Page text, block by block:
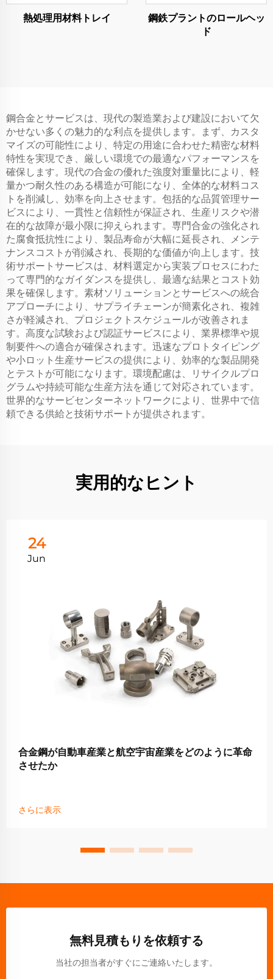
熱処理用材料トレイ
鋼鉄プラントのロールヘッ
ド
鋼合金とサービスは、現代の製造業および建設において欠
かせない多くの魅力的な利点を提供します。まず、カスタ
マイズの可能性により、特定の用途に合わせた精密な材料
特性を実現でき、厳しい環境での最適なパフォーマンスを
確保します。現代の合金の優れた強度対重量比により、軽
量かつ耐久性のある構造が可能になり、全体的な材料コス
トを削減し、効率を向上させます。包括的な品質管理サー
ビスにより、一貫性と信頼性が保証され、生産リスクや潜
在的な故障が最小限に抑えられます。専門合金の強化され
た腐食抵抗性により、製品寿命が大幅に延長され、メンテ
ナンスコストが削減され、長期的な価値が向上します。技
術サポートサービスは、材料選定から実装プロセスにわた
って専門的なガイダンスを提供し、最適な結果とコスト効
果を確保します。素材ソリューションとサービスへの統合
アプローチにより、サプライチェーンが簡素化され、複雑
さが軽減され、プロジェクトスケジュールが改善されま
す。高度な試験および認証サービスにより、業界標準や規
制要件への適合が確保されます。迅速なプロトタイピング
や小ロット生産サービスの提供により、効率的な製品開発
とテストが可能になります。環境配慮は、リサイクルプロ
グラムや持続可能な生産方法を通じて対応されています。
世界的なサービセンターネットワークにより、世界中で信
頼できる供給と技術サポートが提供されます。
実用的なヒント
24
Jun
合金鋼が自動車産業と航空宇宙産業をどのように革命
させたか
さらに表示
無料見積もりを依頼する
当社の担当者がすぐにご連絡いたします。